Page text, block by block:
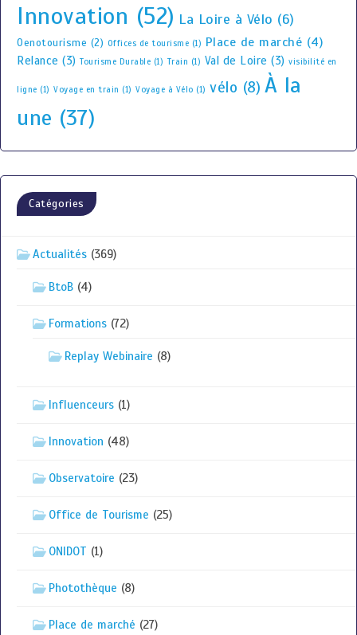
Innovation (52) La Loire à Vélo (6)
Oenotourisme (2) Offices de tourisme (1) Place de marché (4)
Relance (3) Tourisme Durable (1) Train (1) Val de Loire (3) visibilité en
ligne (1) Voyage en train (1) Voyage à Vélo (1) vélo (8) À la
une (37)
Catégories
Actualités (369)
BtoB (4)
Formations (72)
Replay Webinaire (8)
Influenceurs (1)
Innovation (48)
Observatoire (23)
Office de Tourisme (25)
ONIDOT (1)
Photothèque (8)
Place de marché (27)